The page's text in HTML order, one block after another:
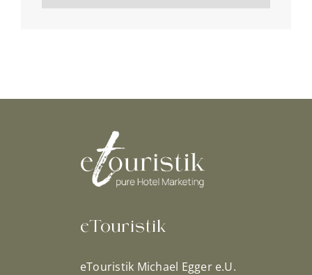
eTouristik
eTouristik Michael Egger e.U.